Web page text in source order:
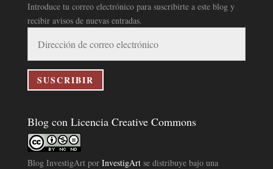
Introduce tu correo electrónico para suscribirte a este blog y
recibir avisos de nuevas entradas.
correo
electrónico
SUSCRIBIR
Blog con Licencia Creative Commons
Blog InvestigArtpor InvestigArtse distribuye bajo una